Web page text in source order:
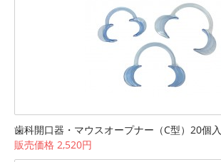
歯科開口器・マウスオープナー（C型）20個入
販売価格 2,520円